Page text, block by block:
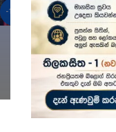
-10%